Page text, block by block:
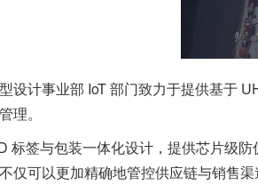
设计事业部 IoT 部门致力于提供基于
理。
标签与包装一体化设计，提供芯片级
仅可以更加精确地管控供应链与销售